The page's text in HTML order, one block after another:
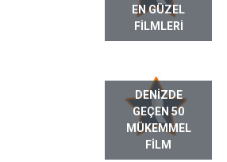
EN GÜZEL
FILMLERI
DENIZDE
GEÇEN 50
MÜKEMMEL
FILM